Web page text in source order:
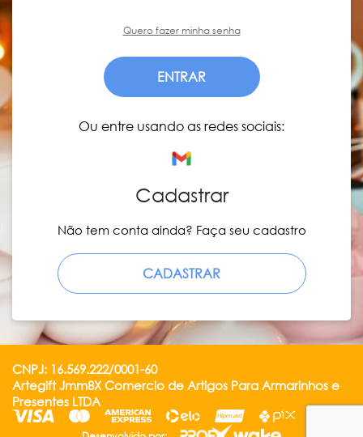
Quero fazer minha senha
ENTRAR
Ou entre usando as redes sociais:
Cadastrar
Não tem conta ainda? Faça seu cadastro
CADASTRAR
CNPJ: 16.569.222/0001-60
Artegift Jmm8X Comercio de Artigos Para Armarinhos e
Presentes LTDA